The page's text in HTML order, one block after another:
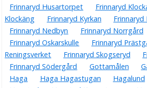
Frinnaryd Husartorpet
Frinnaryd
Klockäng
Frinnaryd Kyrkan
Frinnaryd Nedbyn
Frinnaryd Norrgård
Frinnaryd Oskarskulle
Frinnaryd
Reningsverket
Frinnaryd Skogseryd
Frinnaryd Södergård
Gottamålen
Haga
Haga Hagastugan Hagalund